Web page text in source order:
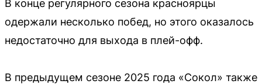
В конце регулярного сезона красноярцы
одержали несколько побед, но этого оказалось
недостаточно для выхода в плей-офф.
В предыдущем сезоне 2025 года «Сокол» также